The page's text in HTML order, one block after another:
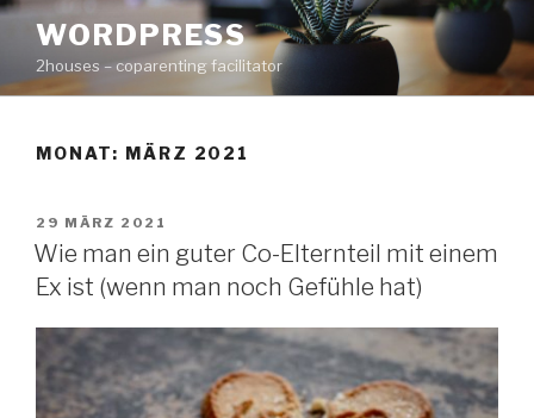
Zum
Inhalt
springen
WORDPRESS
2houses – coparenting facilitator
MONAT: MÄRZ 2021
VERÖFFENTLICHT
AM
29 MÄRZ 2021
Wie man ein guter Co-Elternteil mit einem
Ex ist (wenn man noch Gefühle hat)